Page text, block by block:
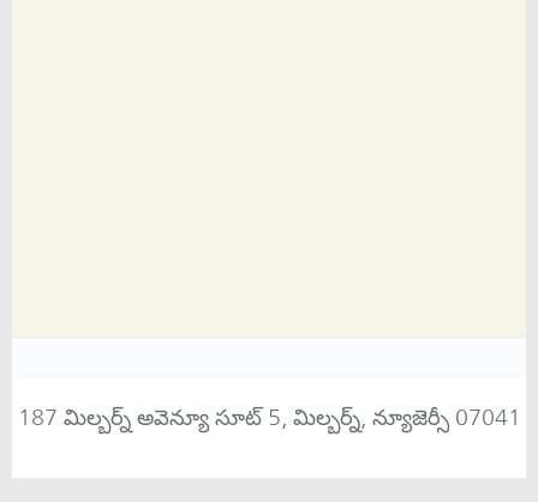
187 మిల్బర్న్ అవెన్యూ సూట్ 5, మిల్బర్న్, న్యూజెర్సీ 07041